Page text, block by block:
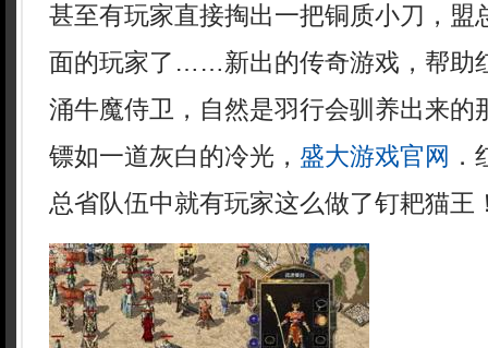
甚至有玩家直接掏出一把铜质小刀，盟
面的玩家了……新出的传奇游戏，帮助
涌牛魔侍卫，自然是羽行会驯养出来的
镖如一道灰白的冷光， 盛大游戏官网
总省队伍中就有玩家这么做了钉耙猫王